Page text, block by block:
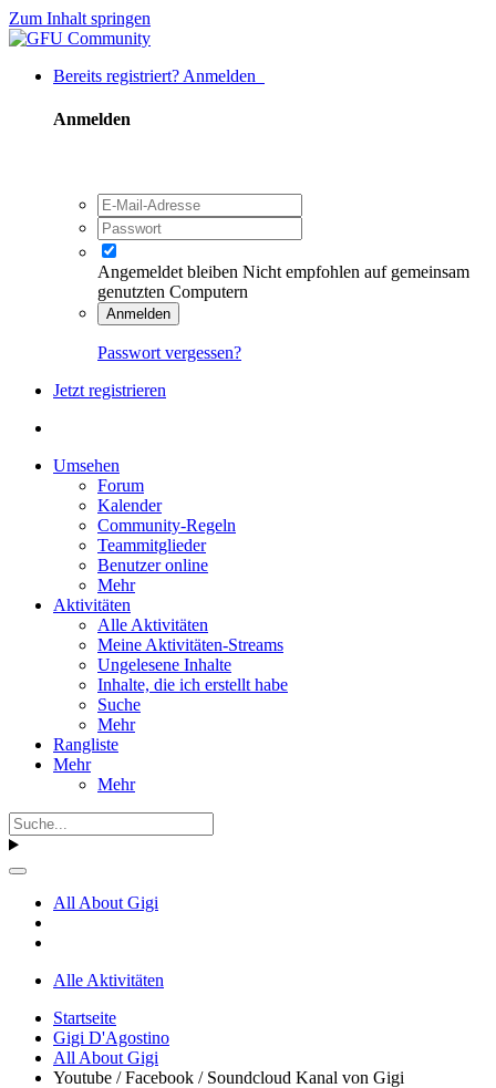
Zum Inhalt springen
Bereits registriert? Anmelden
Anmelden
Angemeldet bleiben Nicht empfohlen auf gemeinsam
genutzten Computern
Anmelden
Passwort vergessen?
Jetzt registrieren
Umsehen
Forum
Kalender
Community-Regeln
Teammitglieder
Benutzer online
Mehr
Aktivitäten
Alle Aktivitäten
Meine Aktivitäten-Streams
Ungelesene Inhalte
Inhalte, die ich erstellt habe
Suche
Mehr
Rangliste
Mehr
Mehr
All About Gigi
Alle Aktivitäten
Startseite
Gigi D'Agostino
All About Gigi
Youtube / Facebook / Soundcloud Kanal von Gigi